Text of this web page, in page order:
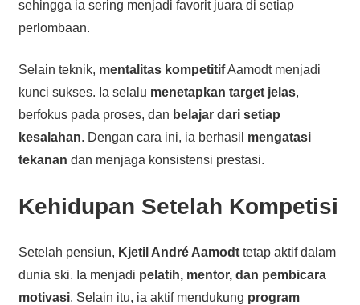
sehingga ia sering menjadi favorit juara di setiap
perlombaan.
Selain teknik, mentalitas kompetitifAamodt menjadi
kunci sukses. Ia selalu menetapkan target jelas,
berfokus pada proses, dan belajar dari setiap
kesalahan. Dengan cara ini, ia berhasil mengatasi
tekanan dan menjaga konsistensi prestasi.
Kehidupan Setelah Kompetisi
Setelah pensiun, Kjetil André Aamodttetap aktif dalam
dunia ski. Ia menjadi pelatih, mentor, dan pembicara
motivasi. Selain itu, ia aktif mendukung program